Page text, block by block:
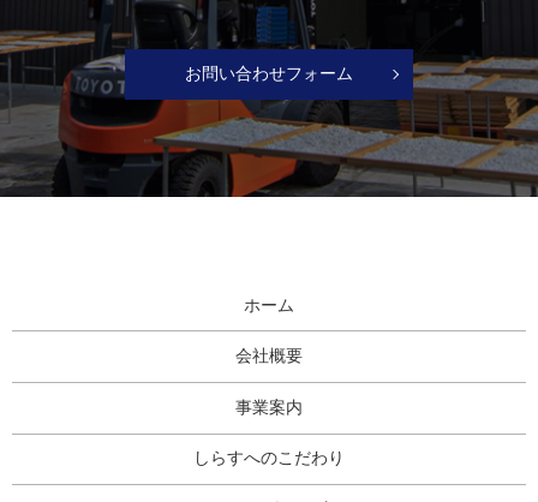
お問い合わせフォーム
ホーム
会社概要
事業案内
しらすへのこだわり